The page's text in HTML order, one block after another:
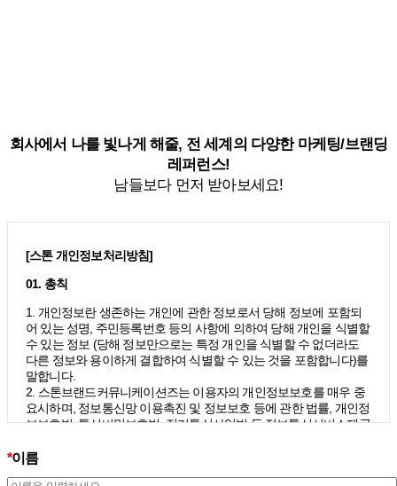
회사에서 나를 빛나게 해줄, 전 세계의 다양한 마케팅/브랜딩
레퍼런스!
남들보다 먼저 받아보세요!
[스톤 개인정보처리방침]
01. 총칙
1. 개인정보란 생존하는 개인에 관한 정보로서 당해 정보에 포함되
어 있는 성명, 주민등록번호 등의 사항에 의하여 당해 개인을 식별할
수 있는 정보 (당해 정보만으로는 특정 개인을 식별할 수 없더라도
다른 정보와 용이하게 결합하여 식별할 수 있는 것을 포함합니다)를
말합니다.
2. 스톤브랜드커뮤니케이션즈는 이용자의 개인정보보호를 매우 중
요시하며, 정보통신망 이용촉진 및 정보보호 등에 관한 법률, 개인정
보보호법, 통신비밀보호법, 전기통신사업법 등 정보통신서비스제공
개인정보처리방침을 통하여 이용자가 제공하는 개인정보가 어떠한
*이름